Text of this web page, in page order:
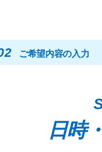
ご希望内容の入力
日時